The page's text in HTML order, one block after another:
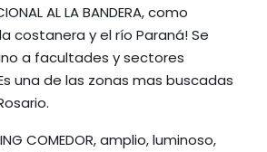
AL LA BANDERA, como
costanera y el río Paraná! Se
a facultades y sectores
una de las zonas mas buscadas
COMEDOR, amplio, luminoso,